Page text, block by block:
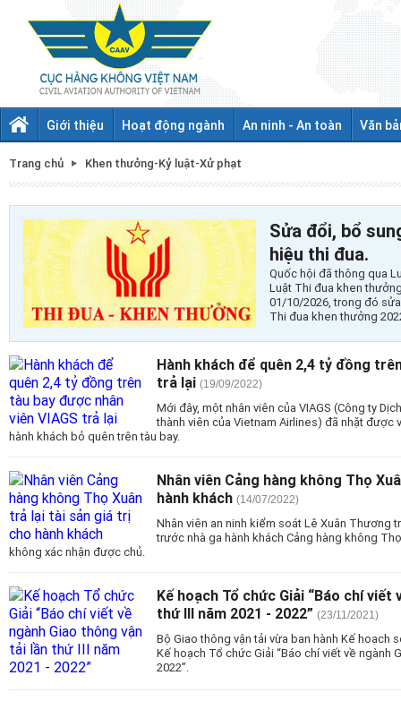
Giới thiệu Hoạt động ngành An ninh - An toàn Văn
Trang chủ Khen thưởng-Kỷ luật-Xử phạt
Sửa đổi, bổ
hiệu thi đua.
Quốc hội đã thông qua
Luật Thi đua khen
01/10/2026, trong đó
Thi đua khen thưởng
Hành khách để quên 2,4 tỷ đồng
trả lại (19/09/2022)
Mới đây, một nhân viên của VIAGS (Công ty
thành viên của Vietnam Airlines) đã nhặt được
hành khách bỏ quên trên tàu bay.
Nhân viên Cảng hàng không Thọ
hành khách (14/07/2022)
Nhân viên an ninh kiểm soát Lê Xuân Thương
trước nhà ga hành khách Cảng hàng không
không xác nhận được chủ.
Kế hoạch Tổ chức Giải “Báo chí
thứ III năm 2021 - 2022” (23/11/2021)
Bộ Giao thông vận tải vừa ban hành Kế hoạch
Kế hoạch Tổ chức Giải “Báo chí viết về ngành
2022”.